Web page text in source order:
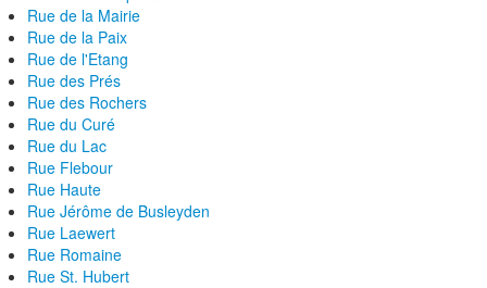
Rue de la Mairie
Rue de la Paix
Rue de l'Etang
Rue des Prés
Rue des Rochers
Rue du Curé
Rue du Lac
Rue Flebour
Rue Haute
Rue Jérôme de Busleyden
Rue Laewert
Rue Romaine
Rue St. Hubert